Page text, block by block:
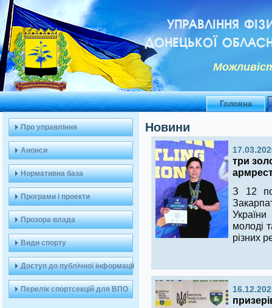
УПРАВЛІННЯ
ДОНЕЦЬКОЇ
Головна
Про управління
Анонси
Нормативна база
Програми і проекти
Прозора влада
Види спорту
Доступ до публічної інформації
Перелік спортсекцій для ВПО
Новини
три
З 12
молоді
різних